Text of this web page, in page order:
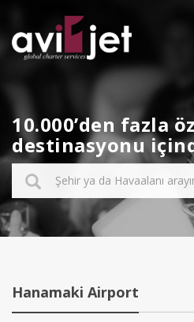
10.000’den fazla
destinasyonu
Hanamaki Airport